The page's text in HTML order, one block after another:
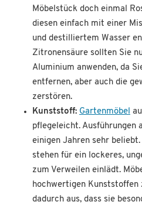
Möbelstück doch einmal
diesen einfach mit einer
und destilliertem Wasser
Zitronensäure sollten Sie
Aluminium anwenden, da
entfernen, aber auch die
zerstören.
Kunststoff: Gartenmöbel
pflegeleicht. Ausführungen
einigen Jahren sehr
stehen für ein lockeres,
zum Verweilen einlädt.
hochwertigen Kunststoffen
dadurch aus, dass sie